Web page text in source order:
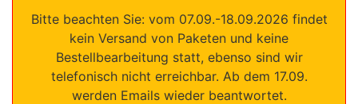
Bitte beachten Sie: vom 07.09.-18.09.2026 findet
kein Versand von Paketen und keine
Bestellbearbeitung statt, ebenso sind wir
telefonisch nicht erreichbar. Ab dem 17.09.
werden Emails wieder beantwortet.